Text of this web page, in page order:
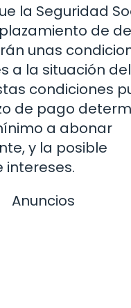
la Seguridad
de
unas
a la situación del
condiciones
de pago
a abonar
y la posible
intereses.
Anuncios